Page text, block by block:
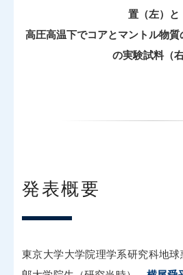
置（左）と
高圧高温下でコアとマントル物
の実験試料（右
発表概要
東京大学大学院理学系研究科地